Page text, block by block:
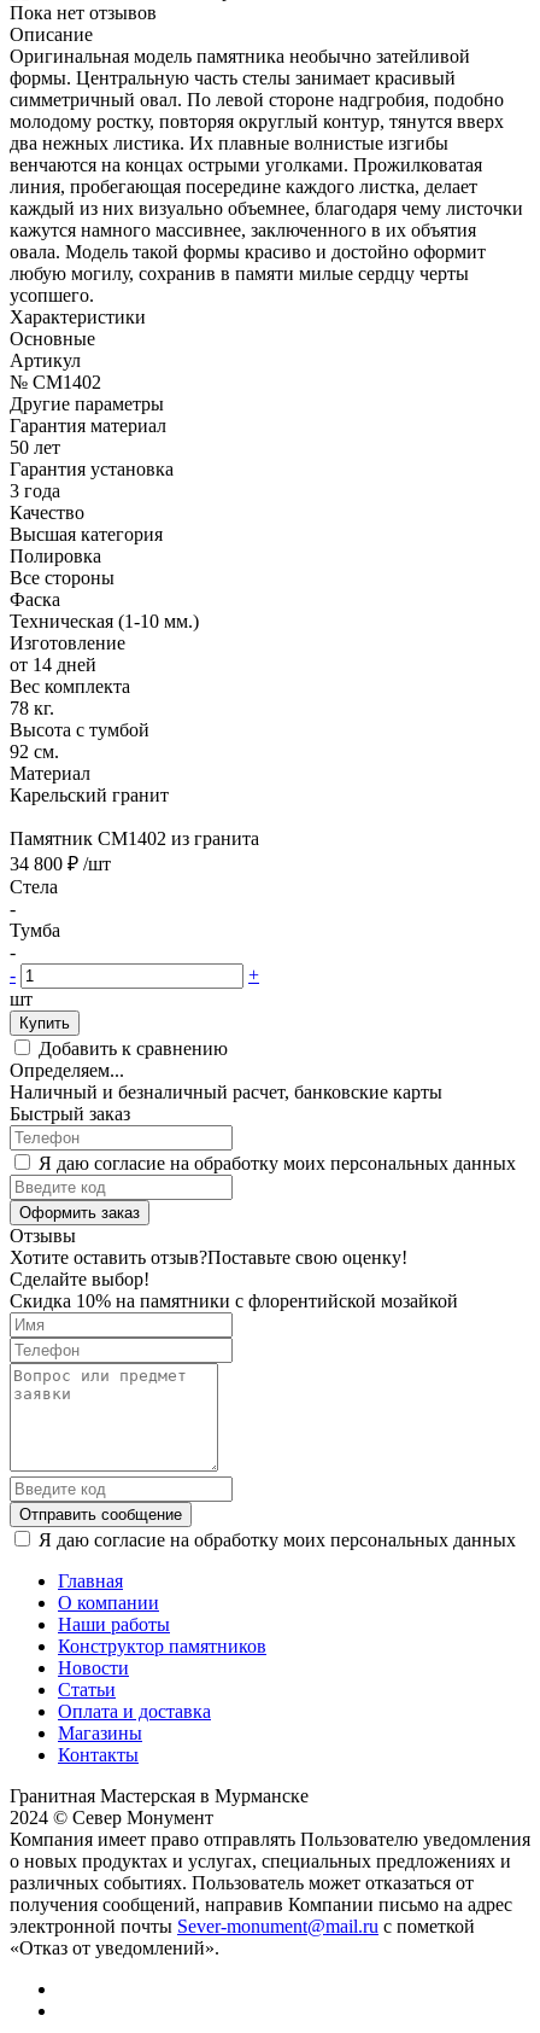
Пока нет отзывов
Описание
Оригинальная модель памятника необычно затейливой
формы. Центральную часть стелы занимает красивый
симметричный овал. По левой стороне надгробия, подобно
молодому ростку, повторяя округлый контур, тянутся вверх
два нежных листика. Их плавные волнистые изгибы
венчаются на концах острыми уголками. Прожилковатая
линия, пробегающая посередине каждого листка, делает
каждый из них визуально объемнее, благодаря чему листочки
кажутся намного массивнее, заключенного в их объятия
овала. Модель такой формы красиво и достойно оформит
любую могилу, сохранив в памяти милые сердцу черты
усопшего.
Характеристики
Основные
Артикул
№ CM1402
Другие параметры
Гарантия материал
50 лет
Гарантия установка
3 года
Качество
Высшая категория
Полировка
Все стороны
Фаска
Техническая (1-10 мм.)
Изготовление
от 14 дней
Вес комплекта
78 кг.
Высота с тумбой
92 см.
Материал
Карельский гранит
Памятник CM1402 из гранита
34 800 ₽ /шт
Стела
-
Тумба
-
-
+
шт
Купить
Добавить к сравнению
Определяем...
Наличный и безналичный расчет, банковские карты
Быстрый заказ
Я даю согласие на обработку моих персональных данных
Оформить заказ
Отзывы
Хотите оставить отзыв?Поставьте свою оценку!
Сделайте выбор!
Скидка 10% на памятники с флорентийской мозайкой
Отправить сообщение
Я даю согласие на обработку моих персональных данных
Главная
О компании
Наши работы
Конструктор памятников
Новости
Статьи
Оплата и доставка
Магазины
Контакты
Гранитная Мастерская в Мурманске
2024 © Север Монумент
Компания имеет право отправлять Пользователю уведомления
о новых продуктах и услугах, специальных предложениях и
различных событиях. Пользователь может отказаться от
получения сообщений, направив Компании письмо на адрес
электронной почты Sever-monument@mail.ru с пометкой
«Отказ от уведомлений».